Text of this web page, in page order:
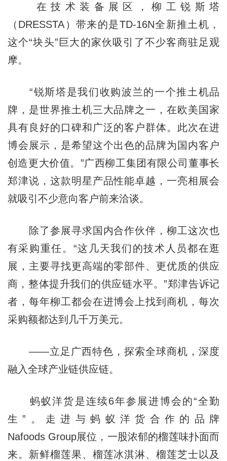
在技术装备展区，柳工锐斯塔
（DRESSTA）带来的是TD-16N全新推土机，
这个“块头”巨大的家伙吸引了不少客商驻足观
摩。
“锐斯塔是我们收购波兰的一个推土机品
牌，是世界推土机三大品牌之一，在欧美国家
具有良好的口碑和广泛的客户群体。此次在进
博会展示，是希望这个出色的品牌为国内客户
创造更大价值。”广西柳工集团有限公司董事长
郑津说，这款明星产品性能卓越，一亮相展会
就吸引不少意向客户前来洽谈。
除了参展寻求国内合作伙伴，柳工这次也
有采购重任。“这几天我们的技术人员都在逛
展，主要寻找更高端的零部件、更优质的供应
商，整体提升我们的供应链水平。”郑津告诉记
者，每年柳工都会在进博会上找到商机，每次
采购额都达到几千万美元。
——立足广西特色，探索全球商机，深度
融入全球产业链供应链。
蚂蚁洋货是连续6年参展进博会的“全勤
生”。走进与蚂蚁洋货合作的品牌
Nafoods Group展位，一股浓郁的榴莲味扑面而
来。新鲜榴莲果、榴莲冰淇淋、榴莲芝士以及